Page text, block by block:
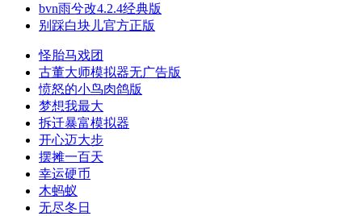
bvn雨兮改4.2.4经典版
别踩白块儿官方正版
怪胎马戏团
古董大师模拟器无广告版
愤怒的小鸟肉鸽版
梦想我最大
拆迁暴富模拟器
开心迈大步
摆摊一百天
幸运硬币
木蚂蚁
无尽冬日